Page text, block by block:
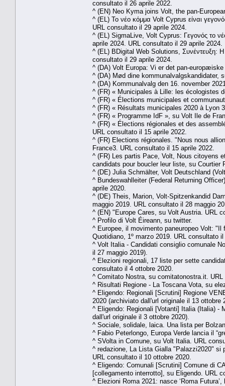
consultato il 26 aprile 2022.
^ (EN) Neo Kyma joins Volt, the pan-
^ (EL) Το νέο κόμμα Volt Cyprus είναι
URL consultato il 29 aprile 2024.
^ (EL) SigmaLive, Volt Cyprus: Γεγονός το
aprile 2024. URL consultato il 29 aprile 2024.
^ (EL) BDigital Web Solutions, Συνέντευξη: Η
consultato il 29 aprile 2024.
^ (DA) Volt Europa: Vi er det pan-
^ (DA) Mød dine kommunalvalgskandidater,
^ (DA) Kommunalvalg den 16. november
^ (FR) « Municipales à Lille: les écologistes
^ (FR) « Élections municipales et
^ (FR) « Résultats municipales 2020 à Lyon
^ (FR) « Programme IdF », su Volt Ile de
^ (FR) « Élections régionales et des
URL consultato il 15 aprile 2022.
^ (FR) Elections régionales. "Nous nous
France3. URL consultato il 15 aprile 2022.
^ (FR) Les partis Pace, Volt, Nous citoyens
candidats pour boucler leur liste, su Courtier
^ (DE) Julia Schmälter, Volt Deutschland
^ Bundeswahlleiter (Federal Returning
aprile 2020.
^ (DE) Theis, Marion, Volt-Spitzenkandid
maggio 2019. URL consultato il 28 maggio
^ (EN) "Europe Cares, su Volt Austria. URL
^ Profilo di Volt Éireann, su twitter.
^ Europee, il movimento paneuropeo Volt:
Quotidiano, 1º marzo 2019. URL consultato
^ Volt Italia - Candidati consiglio comunale
il 27 maggio 2019).
^ Elezioni regionali, 17 liste per sette
consultato il 4 ottobre 2020.
^ Comitato Nostra, su comitatonostra.it.
^ Risultati Regione - La Toscana Vota, su
^ Eligendo: Regionali [Scrutini] Regione
2020 (archiviato dall'url originale il 13 ottobre
^ Eligendo: Regionali [Votanti] Italia (Italia) -
dall'url originale il 3 ottobre 2020).
^ Sociale, solidale, laica. Una lista per
^ Fabio Peterlongo, Europa Verde lancia il
^ SVolta in Comune, su Volt Italia. URL
^ redazione, La Lista Gialla "Palazzi2020" si
URL consultato il 10 ottobre 2020.
^ Eligendo: Comunali [Scrutini] Comune di
[collegamento interrotto], su Eligendo. URL
^ Elezioni Roma 2021: nasce ‘Roma